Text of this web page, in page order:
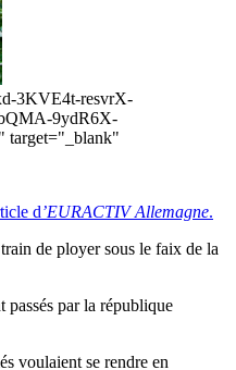
3KVE4t-resvrX-
9ydR6X-
target="_blank"
d’EURACTIV Allemagne.
de ployer sous le faix de la
passés par la république
voulaient se rendre en